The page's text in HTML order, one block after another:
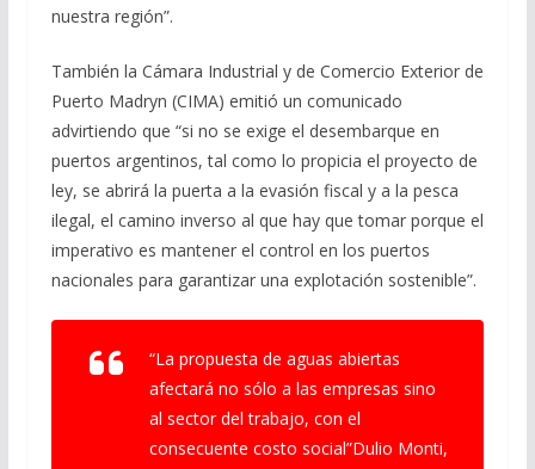
nuestra región”.
También la Cámara Industrial y de Comercio Exterior de
Puerto Madryn (CIMA) emitió un comunicado
advirtiendo que “si no se exige el desembarque en
puertos argentinos, tal como lo propicia el proyecto de
ley, se abrirá la puerta a la evasión fiscal y a la pesca
ilegal, el camino inverso al que hay que tomar porque el
imperativo es mantener el control en los puertos
nacionales para garantizar una explotación sostenible”.
“La propuesta de aguas abiertas
afectará no sólo a las empresas sino
al sector del trabajo, con el
consecuente costo social”Dulio Monti,